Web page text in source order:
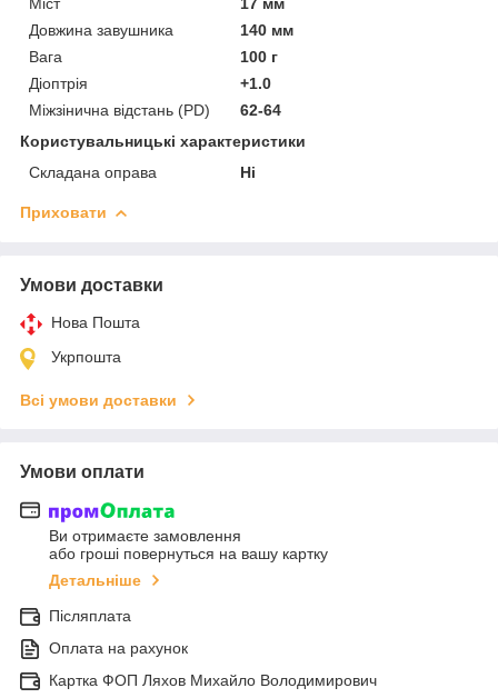
Довжина завушника
140 мм
Вага
100 г
Діоптрія
+1.0
Міжзінична відстань (PD)
62-64
Користувальницькі характеристики
Складана оправа
Ні
Приховати
Умови доставки
Нова Пошта
Укрпошта
Всі умови доставки
Умови оплати
Ви отримаєте замовлення
або гроші повернуться на вашу картку
Детальніше
Післяплата
Оплата на рахунок
Картка ФОП Ляхов Михайло Володимирович